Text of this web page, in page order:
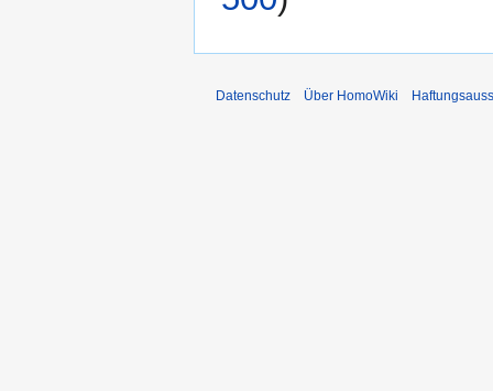
Datenschutz Über HomoWiki